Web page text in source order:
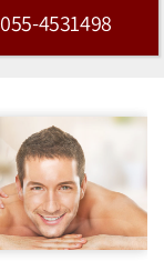
055-4531498